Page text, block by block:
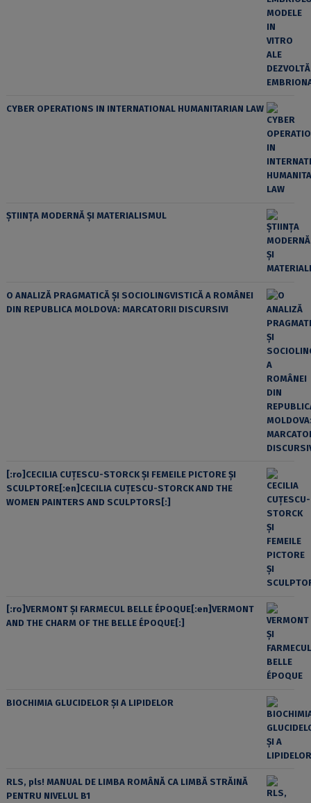
CYBER OPERATIONS IN INTERNATIONAL HUMANITARIAN LAW
ȘTIINȚA MODERNĂ ȘI MATERIALISMUL
O ANALIZĂ PRAGMATICĂ ȘI SOCIOLINGVISTICĂ A ROMÂNEI
DIN REPUBLICA MOLDOVA: MARCATORII DISCURSIVI
[:ro]CECILIA CUŢESCU-STORCK ŞI FEMEILE PICTORE ŞI
SCULPTORE[:en]CECILIA CUŢESCU-STORCK AND THE
WOMEN PAINTERS AND SCULPTORS[:]
[:ro]VERMONT ȘI FARMECUL BELLE ÉPOQUE[:en]VERMONT
AND THE CHARM OF THE BELLE ÉPOQUE[:]
BIOCHIMIA GLUCIDELOR ȘI A LIPIDELOR
RLS, pls! MANUAL DE LIMBA ROMÂNĂ CA LIMBĂ STRĂINĂ
PENTRU NIVELUL B1